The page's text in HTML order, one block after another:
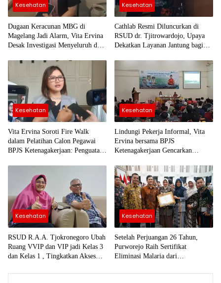
berita
terkini
purworejo
Kesehatan
Dugaan Keracunan MBG di
Magelang Jadi Alarm, Vita Ervina
Desak Investigasi Menyeluruh dan
Kesehatan
Cathlab Resmi Diluncurkan di
RSUD dr. Tjitrowardojo, Upaya
Dekatkan Layanan Jantung bagi
Kesehatan
Vita Ervina Soroti Fire Walk
dalam Pelatihan Calon Pegawai
BPJS Ketenagakerjaan: Penguatan
Kesehatan
Lindungi Pekerja Informal, Vita
Ervina bersama BPJS
Ketenagakerjaan Gencarkan
Kesehatan
RSUD R.A.A. Tjokronegoro Ubah
Ruang VVIP dan VIP jadi Kelas 3
dan Kelas 1 , Tingkatkan Akses
Kesehatan
Setelah Perjuangan 26 Tahun,
Purworejo Raih Sertifikat
Eliminasi Malaria dari